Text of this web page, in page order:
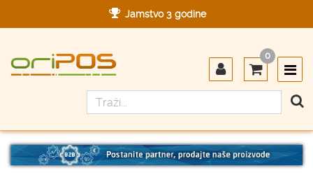
Jamstvo 3 godine
Designed in Germany
Made in Germany
0